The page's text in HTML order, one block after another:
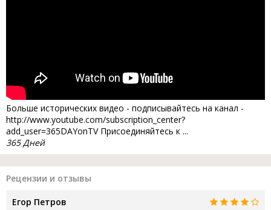
Больше исторических видео - подписывайтесь на канал -
http://www.youtube.com/subscription_center?
add_user=365DAYonTV Присоединяйтесь к ...
365 Дней
Рецензии и отзывы
Егор Петров